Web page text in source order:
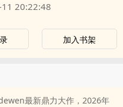
20:22:48
加入书架
最新鼎力大作，2026年